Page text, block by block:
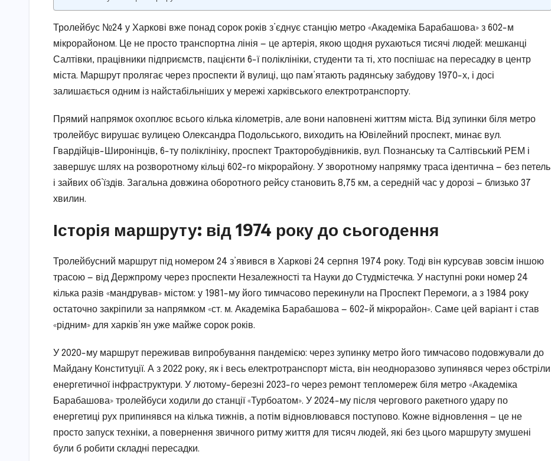
Тролейбус №24 у Харкові вже понад сорок років з’єднує станцію метро «Академіка Барабашова» з 602-м
мікрорайоном. Це не просто транспортна лінія — це артерія, якою щодня рухаються тисячі людей: мешканці
Салтівки, працівники підприємств, пацієнти 6-ї поліклініки, студенти та ті, хто поспішає на пересадку в центр
міста. Маршрут пролягає через проспекти й вулиці, що пам’ятають радянську забудову 1970-х, і досі
залишається одним із найстабільніших у мережі харківського електротранспорту.
Прямий напрямок охоплює всього кілька кілометрів, але вони наповнені життям міста. Від зупинки біля метро
тролейбус вирушає вулицею Олександра Подольського, виходить на Ювілейний проспект, минає вул.
Гвардійців-Широнінців, 6-ту поліклініку, проспект Тракторобудівників, вул. Познанську та Салтівський РЕМ і
завершує шлях на розворотному кільці 602-го мікрорайону. У зворотному напрямку траса ідентична — без петель
і зайвих об’їздів. Загальна довжина оборотного рейсу становить 8,75 км, а середній час у дорозі — близько 37
хвилин.
Історія маршруту: від 1974 року до сьогодення
Тролейбусний маршрут під номером 24 з’явився в Харкові 24 серпня 1974 року. Тоді він курсував зовсім іншою
трасою — від Держпрому через проспекти Незалежності та Науки до Студмістечка. У наступні роки номер 24
кілька разів «мандрував» містом: у 1981-му його тимчасово перекинули на Проспект Перемоги, а з 1984 року
остаточно закріпили за напрямком «ст. м. Академіка Барабашова — 602-й мікрорайон». Саме цей варіант і став
«рідним» для харків’ян уже майже сорок років.
У 2020-му маршрут переживав випробування пандемією: через зупинку метро його тимчасово подовжували до
Майдану Конституції. А з 2022 року, як і весь електротранспорт міста, він неодноразово зупинявся через обстріли
енергетичної інфраструктури. У лютому-березні 2023-го через ремонт тепломереж біля метро «Академіка
Барабашова» тролейбуси ходили до станції «Турбоатом». У 2024-му після чергового ракетного удару по
енергетиці рух припинявся на кілька тижнів, а потім відновлювався поступово. Кожне відновлення — це не
просто запуск техніки, а повернення звичного ритму життя для тисяч людей, які без цього маршруту змушені
були б робити складні пересадки.